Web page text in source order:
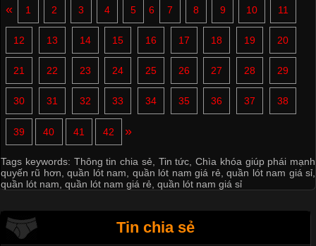
« 1 2 3 4 5 6 7 8 9 10 11
12 13 14 15 16 17 18 19 20
21 22 23 24 25 26 27 28 29
30 31 32 33 34 35 36 37 38
39 40 41 42 »
Tags keywords: Thông tin chia sẻ Tin tức Chìa khóa giúp phái mạnh
quyến rũ hơn ,quần lót nam quần lót nam giá rẻ ,quần lót nam giá sỉ
quần lót nam quần lót nam giá rẻ quần lót nam giá sỉ
Tin chia sẻ